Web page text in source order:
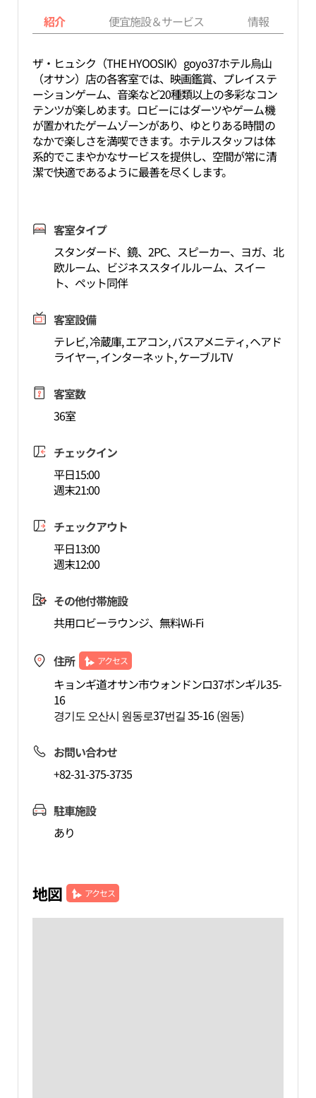
紹介 便宜施設＆サービス 情報
ザ・ヒュシク（THE HYOOSIK）goyo37ホテル烏山
（オサン）店の各客室では、映画鑑賞、プレイステ
ーションゲーム、音楽など20種類以上の多彩なコン
テンツが楽しめます。ロビーにはダーツやゲーム機
が置かれたゲームゾーンがあり、ゆとりある時間の
なかで楽しさを満喫できます。ホテルスタッフは体
系的でこまやかなサービスを提供し、空間が常に清
潔で快適であるように最善を尽くします。
客室タイプ
スタンダード、鏡、2PC、スピーカー、ヨガ、北
欧ルーム、ビジネススタイルルーム、スイー
ト、ペット同伴
客室設備
テレビ, 冷蔵庫, エアコン, バスアメニティ, ヘアド
ライヤー, インターネット, ケーブルTV
客室数
36室
チェックイン
平日15:00
週末21:00
チェックアウト
平日13:00
週末12:00
その他付帯施設
共用ロビーラウンジ、無料Wi-Fi
住所 アクセス
キョンギ道オサン市ウォンドンロ37ボンギル35-
16
경기도 오산시 원동로37번길 35-16 (원동)
お問い合わせ
+82-31-375-3735
駐車施設
あり
地図 アクセス